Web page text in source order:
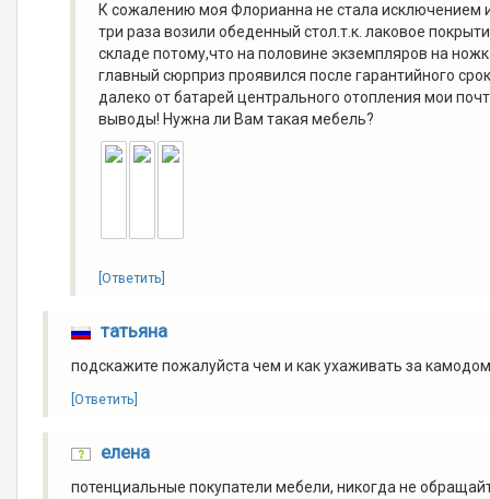
К сожалению моя Флорианна не стала исключением
три раза возили обеденный стол.т.к. лаковое
складе потому,что на половине экземпляров на
главный сюрприз проявился после гарантийного
далеко от батарей центрального отопления мои
выводы! Нужна ли Вам такая мебель?
[Ответить]
татьяна
подскажите пожалуйста чем и как ухаживать за
[Ответить]
елена
потенциальные покупатели мебели, никогда не